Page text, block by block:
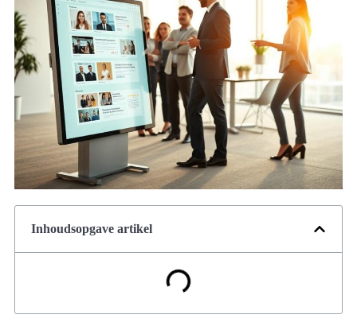
Inhoudsopgave artikel